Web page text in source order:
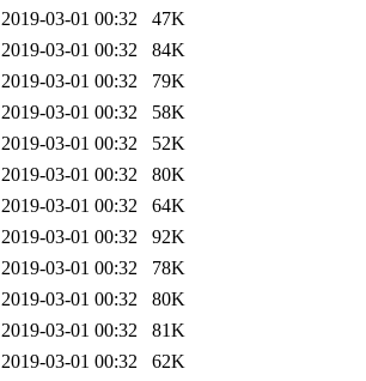
2019-03-01 00:32
47K
2019-03-01 00:32
84K
2019-03-01 00:32
79K
2019-03-01 00:32
58K
2019-03-01 00:32
52K
2019-03-01 00:32
80K
2019-03-01 00:32
64K
2019-03-01 00:32
92K
2019-03-01 00:32
78K
2019-03-01 00:32
80K
2019-03-01 00:32
81K
2019-03-01 00:32
62K